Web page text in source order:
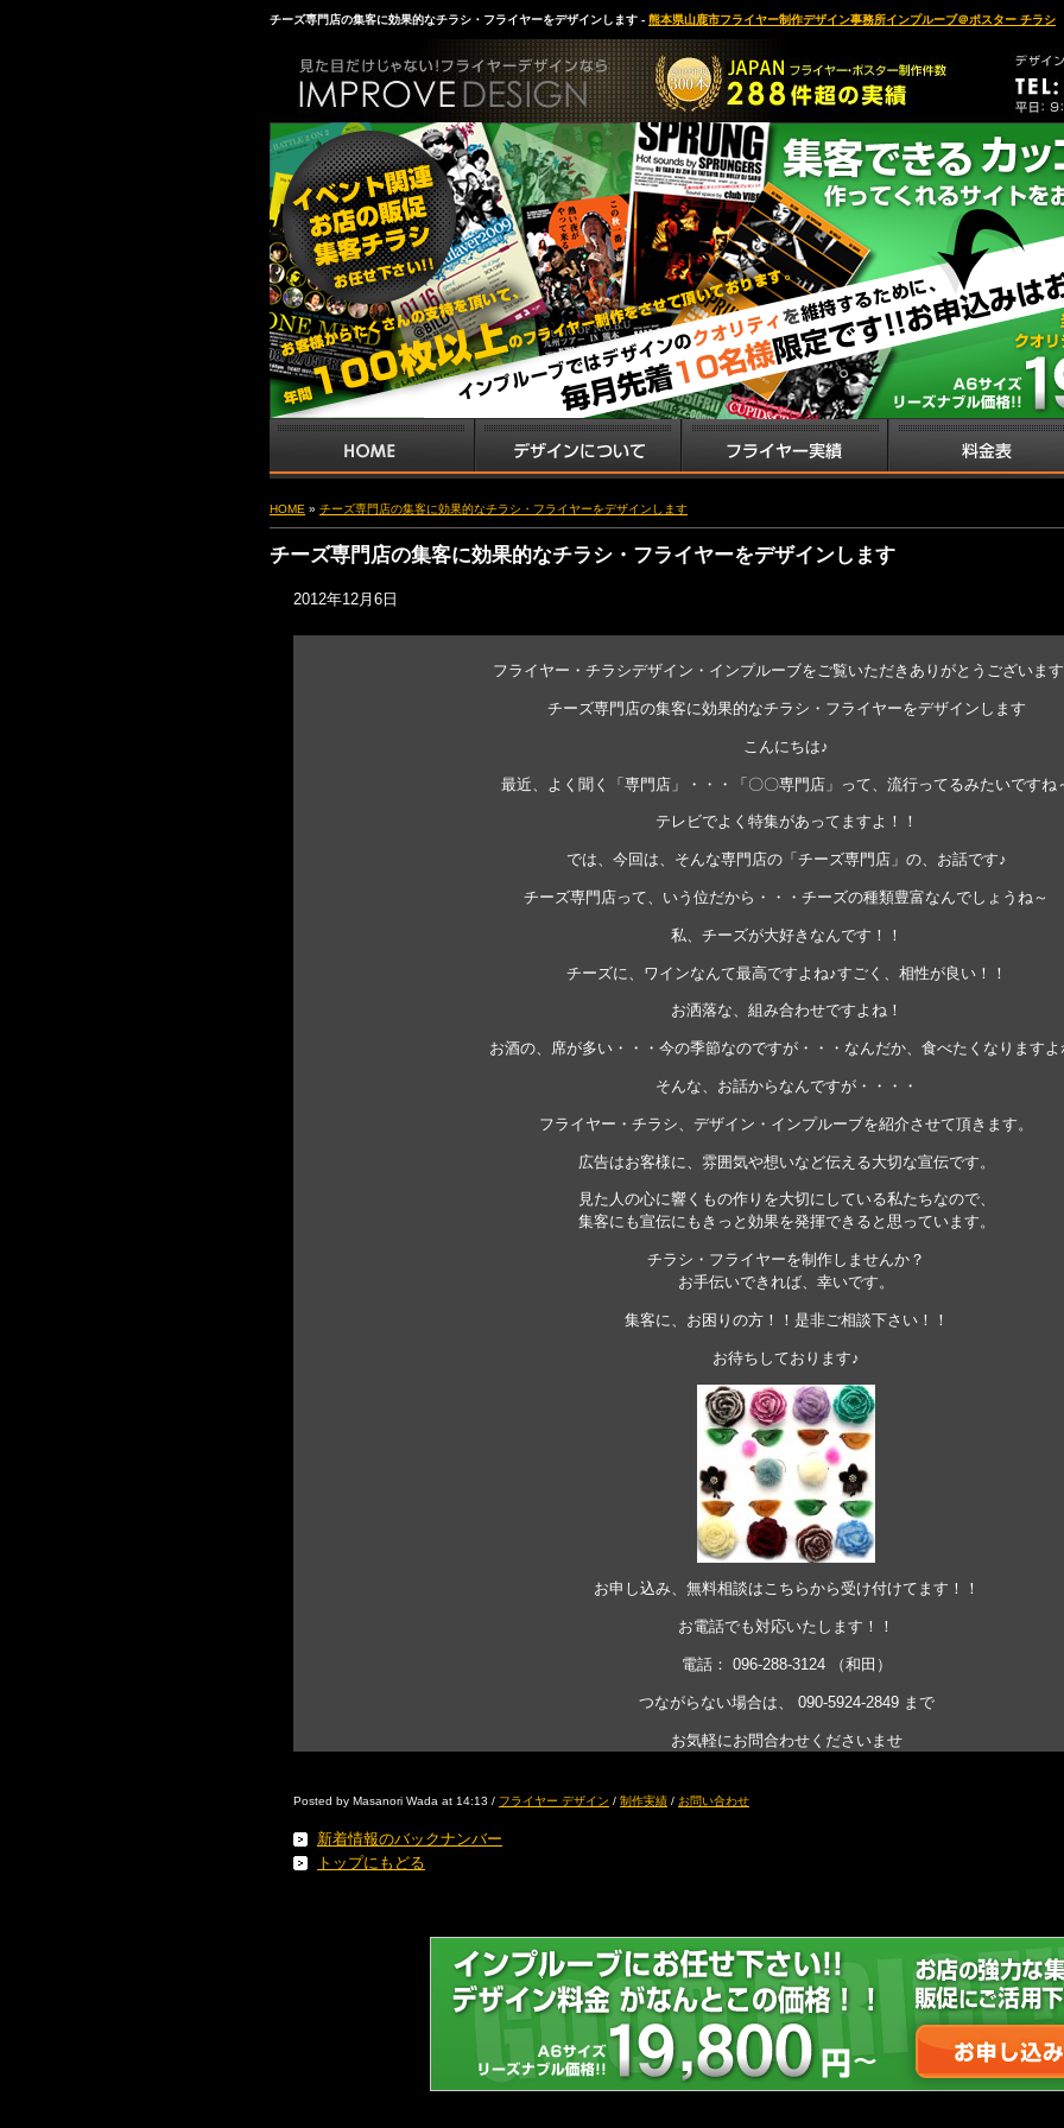
チーズ専門店の集客に効果的なチラシ・フライヤーをデザインします - 熊本県山鹿市フライヤー制作デザイン事務所インプルーブ＠ポスター チラシ
HOME » チーズ専門店の集客に効果的なチラシ・フライヤーをデザインします
チーズ専門店の集客に効果的なチラシ・フライヤーをデザインします
2012年12月6日
フライヤー・チラシデザイン・インプルーブをご覧いただきありがとうございます
チーズ専門店の集客に効果的なチラシ・フライヤーをデザインします
こんにちは♪
最近、よく聞く「専門店」・・・「〇〇専門店」って、流行ってるみたいですね
テレビでよく特集があってますよ！！
では、今回は、そんな専門店の「チーズ専門店」の、お話です♪
チーズ専門店って、いう位だから・・・チーズの種類豊富なんでしょうね～
私、チーズが大好きなんです！！
チーズに、ワインなんて最高ですよね♪すごく、相性が良い！！
お洒落な、組み合わせですよね！
お酒の、席が多い・・・今の季節なのですが・・・なんだか、食べたくなりますよ
そんな、お話からなんですが・・・・
フライヤー・チラシ、デザイン・インプルーブを紹介させて頂きます。
広告はお客様に、雰囲気や想いなど伝える大切な宣伝です。
見た人の心に響くもの作りを大切にしている私たちなので、
集客にも宣伝にもきっと効果を発揮できると思っています。
チラシ・フライヤーを制作しませんか？
お手伝いできれば、幸いです。
集客に、お困りの方！！是非ご相談下さい！！
お待ちしております♪
お申し込み、無料相談はこちらから受け付けてます！！
お電話でも対応いたします！！
電話： 096-288-3124 （和田）
つながらない場合は、 090-5924-2849 まで
お気軽にお問合わせくださいませ
Posted by Masanori Wada at 14:13 / フライヤー デザイン / 制作実績 / お問い合わせ
新着情報のバックナンバー
トップにもどる